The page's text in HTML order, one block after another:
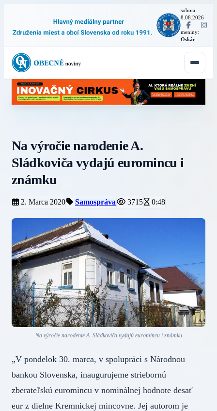
sobota
8.08.2026
·
meniny:
Oskár
Na výročie narodenie A.
Sládkoviča vydajú euromincu i
známku
2. Marca 2020 Samospráva 3715 0:48
Na výročie narodenie A. Sládkoviča vydajú euromincu i známku
„V pondelok 30. marca, v spolupráci s Národnou
bankou Slovenska, inaugurujeme striebornú
zberateľskú euromincu v nominálnej hodnote desať
eur z dielne Kremnickej mincovne. Jej autorom je